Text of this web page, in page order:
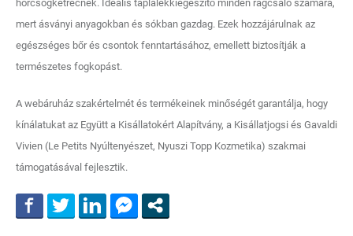
hörcsögketrecnek. Ideális táplálékkiegészítő minden rágcsáló számára,
mert ásványi anyagokban és sókban gazdag. Ezek hozzájárulnak az
egészséges bőr és csontok fenntartásához, emellett biztosítják a
természetes fogkopást.
A webáruház szakértelmét és termékeinek minőségét garantálja, hogy
kínálatukat az Együtt a Kisállatokért Alapítvány, a Kisállatjogsi és Gavaldi
Vivien (Le Petits Nyúltenyészet, Nyuszi Topp Kozmetika) szakmai
támogatásával fejlesztik.